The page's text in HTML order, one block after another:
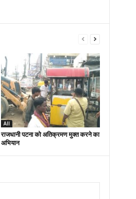
All
राजधानी पटना को अतिक्रमण मुक्त करने का
अभियान